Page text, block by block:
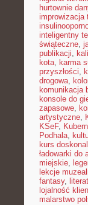
hurtownie
improwizacja
inteligentny
świąteczne,
publikacji,
kota, karma
przyszłości,
drogowa,
komunikacja
konsole do
zapasowe,
artystyczne,
KSeF,
Podhala,
kurs
ładowarki do
miejskie,
lekcje
fantasy,
lojalność
malarstwo